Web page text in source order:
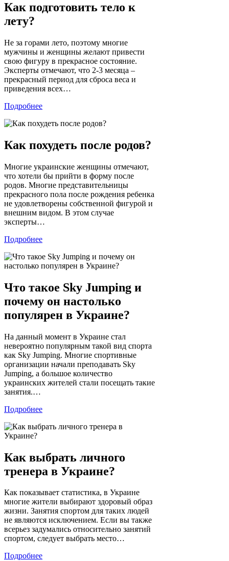
Как подготовить тело к
лету?
Не за горами лето, поэтому многие
мужчины и женщины желают привести
свою фигуру в прекрасное состояние.
Эксперты отмечают, что 2-3 месяца –
прекрасный период для сброса веса и
приведения всех…
Подробнее
Как похудеть после родов?
Многие украинские женщины отмечают,
что хотели бы прийти в форму после
родов. Многие представительницы
прекрасного пола после рождения ребенка
не удовлетворены собственной фигурой и
внешним видом. В этом случае
эксперты…
Подробнее
Что такое Sky Jumping и
почему он настолько
популярен в Украине?
На данный момент в Украине стал
невероятно популярным такой вид спорта
как Sky Jumping. Многие спортивные
организации начали преподавать Sky
Jumping, а большое количество
украинских жителей стали посещать такие
занятия.…
Подробнее
Как выбрать личного
тренера в Украине?
Как показывает статистика, в Украине
многие жители выбирают здоровый образ
жизни. Занятия спортом для таких людей
не являются исключением. Если вы также
всерьез задумались относительно занятий
спортом, следует выбрать место…
Подробнее